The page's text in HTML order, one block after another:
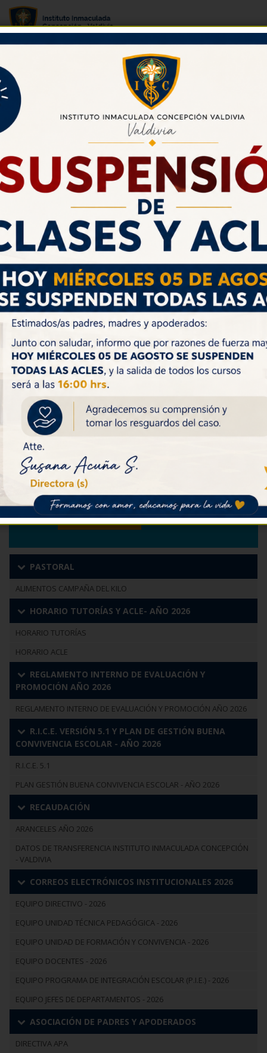
IMG-20230512-WA0000
CALENDARIO DE ACTIVIDADES
Lunes 03: Feria de la Educación Superior
asiste IV°A y IV°B
Martes 04: Retiro de Equipos Directivos,
San Bernardo.
Ver Todos
PASTORAL
ALIMENTOS CAMPAÑA DEL KILO
HORARIO TUTORÍAS Y ACLE- AÑO 2026
HORARIO TUTORÍAS
HORARIO ACLE
REGLAMENTO INTERNO DE EVALUACIÓN Y
PROMOCIÓN AÑO 2026
REGLAMENTO INTERNO DE EVALUACIÓN Y PROMOCIÓN AÑO 2026
R.I.C.E. VERSIÓN 5.1 Y PLAN DE GESTIÓN BUENA
CONVIVENCIA ESCOLAR - AÑO 2026
R.I.C.E. 5.1
PLAN GESTIÓN BUENA CONVIVENCIA ESCOLAR - AÑO 2026
RECAUDACIÓN
ARANCELES AÑO 2026
DATOS DE TRANSFERENCIA INSTITUTO INMACULADA CONCEPCIÓN
- VALDIVIA
CORREOS ELECTRÓNICOS INSTITUCIONALES 2026
EQUIPO DIRECTIVO - 2026
EQUIPO UNIDAD TÉCNICA PEDAGÓGICA - 2026
EQUIPO UNIDAD DE FORMACIÓN Y CONVIVENCIA - 2026
EQUIPO DOCENTES - 2026
EQUIPO PROGRAMA DE INTEGRACIÓN ESCOLAR (P.I.E.) - 2026
EQUIPO JEFES DE DEPARTAMENTOS - 2026
ASOCIACIÓN DE PADRES Y APODERADOS
DIRECTIVA APA